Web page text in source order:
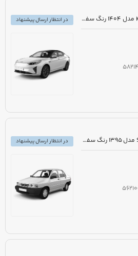
مزایده دولتی خودرو KMC J7-AT مدل 1404 رنگ سفید
در انتظار ارسال پیشنهاد
مزایده دولتی خودرو پراید 131 SE مدل 1395 رنگ سفید روغنی
در انتظار ارسال پیشنهاد